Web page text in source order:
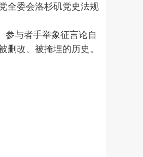
全委会洛杉矶党史法规
参与者手举象征言论自
改、被掩埋的历史。